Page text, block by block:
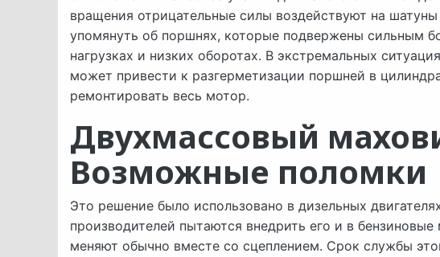
вращения отрицательные силы воздействуют на
упомянуть об поршнях, которые подвержены сильным
нагрузках и низких оборотах. В экстремальных
может привести к разгерметизации поршней в
ремонтировать весь мотор.
Двухмассовый
Возможные поломки
Это решение было использовано в дизельных
производителей пытаются внедрить его и в
меняют обычно вместе со сцеплением. Срок службы